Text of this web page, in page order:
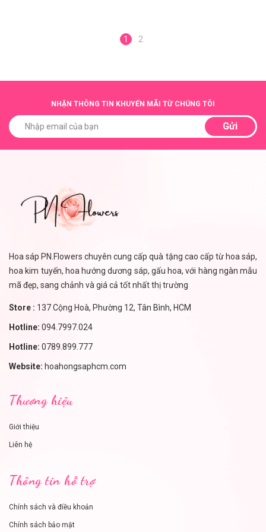
1 2
NHẬN THÔNG TIN KHUYẾN MÃI TỪ CHÚNG TÔI
Gửi
Hoa sáp PN.Flowers chuyên cung cấp quà tặng cao cấp từ hoa sáp,
hoa kim tuyến, hoa hướng dương sáp, gấu hoa, với hàng ngàn mẫu
mã đẹp, sang chảnh và giá cả tốt nhất thị trường
Store : 137 Cộng Hoà, Phường 12, Tân Bình, HCM
Hotline: 094.7997.024
Hotline: 0789.899.777
Website: hoahongsaphcm.com
Thương hiệu
Giới thiệu
Liên hệ
Thông tin hỗ trợ
Chính sách và điều khoản
Chính sách bảo mật